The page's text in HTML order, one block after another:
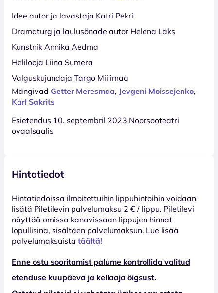
Idee autor ja lavastaja Katri Pekri
Dramaturg ja laulusõnade autor Helena Läks
Kunstnik Annika Aedma
Helilooja Liina Sumera
Valguskujundaja Targo Miilimaa
Mängivad Getter Meresmaa, Jevgeni Moissejenko,
Karl Sakrits
Esietendus 10. septembril 2023 Noorsooteatri
ovaalsaalis
Hintatiedot
Hinta­tiedoissa ilmoitettuihin lippuhintoihin voidaan
lisätä Piletilevin palvelumaksu 2 € / lippu. Piletilevi
näyttää omissa kanavissaan lippujen hinnat
lopullisina, sisältäen palvelumaksun. Lue lisää
palvelumaksuista täältä!
Enne ostu sooritamist palume kontrollida valitud
etenduse kuupäeva ja kellaaja õigsust.